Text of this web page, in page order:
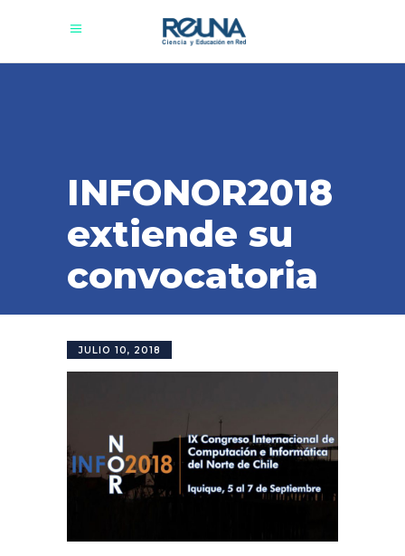
INFONOR2018
extiende su
convocatoria
JULIO 10, 2018